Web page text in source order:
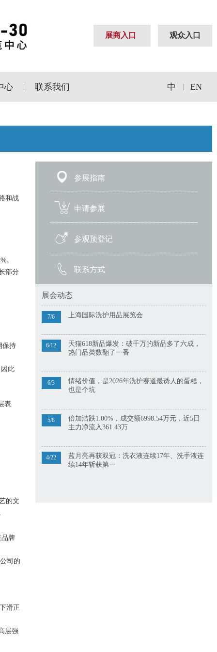
展商入口 观众入口
心 联系我们 中 EN
和战
。
部分
保持
此
表
的文
牌
司的
滑正
层强
参展指南
申请参展
参观预登记
联系方式
展会动态
7/6 上海国际洗护用品展览会
6/12
天猫618新品爆发：破千万的新品多了六成，
热门品类数翻了一番
6/3
情绪价值，是2026年洗护赛道最诱人的蛋糕，
也是个坑
5/8
倍加洁跌1.00%，成交额6998.54万元，近5日
主力净流入361.43万
4/22
蓝月亮再获双冠：洗衣液连续17年、洗手液连
续14年斩获第一